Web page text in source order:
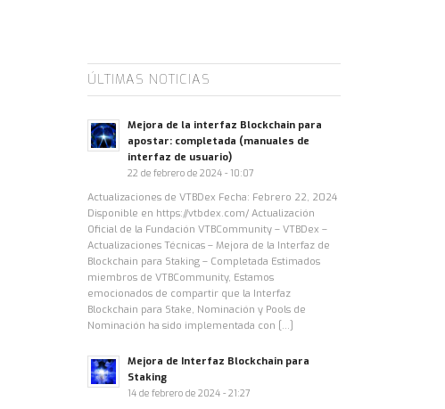
ÚLTIMAS NOTICIAS
Mejora de la interfaz Blockchain para
apostar: completada (manuales de
interfaz de usuario)
22 de febrero de 2024 - 10:07
Actualizaciones de VTBDex Fecha: Febrero 22, 2024
Disponible en https://vtbdex.com/ Actualización
Oficial de la Fundación VTBCommunity – VTBDex –
Actualizaciones Técnicas – Mejora de la Interfaz de
Blockchain para Staking – Completada Estimados
miembros de VTBCommunity, Estamos
emocionados de compartir que la Interfaz
Blockchain para Stake, Nominación y Pools de
Nominación ha sido implementada con […]
Mejora de Interfaz Blockchain para
Staking
14 de febrero de 2024 - 21:27